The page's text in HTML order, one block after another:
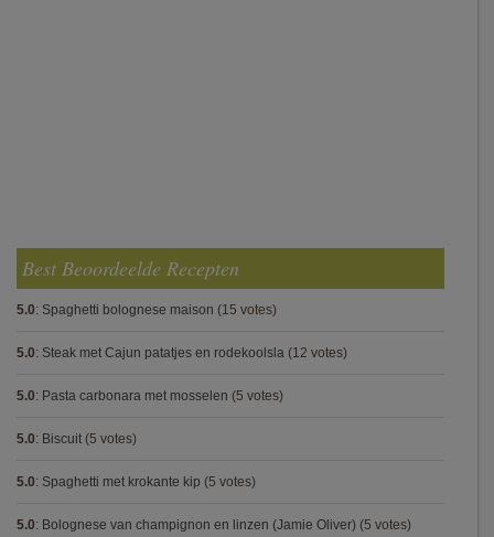
Best Beoordeelde Recepten
5.0: Spaghetti bolognese maison (15 votes)
5.0: Steak met Cajun patatjes en rodekoolsla (12 votes)
5.0: Pasta carbonara met mosselen (5 votes)
5.0: Biscuit (5 votes)
5.0: Spaghetti met krokante kip (5 votes)
5.0: Bolognese van champignon en linzen (Jamie Oliver) (5 votes)